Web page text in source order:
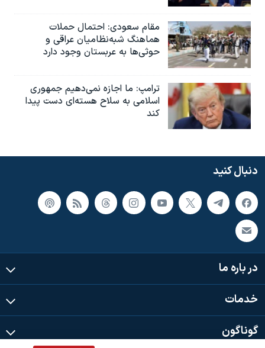
مقام سعودی: احتمال حملات
هماهنگ شبه‌نظامیان عراقی و
حوثی‌ها به عربستان وجود دارد
ترامپ: ما اجازه نمی‌دهیم جمهوری
اسلامی به سلاح هسته‌ای دست پیدا
کند
دنبال کنید
در باره ما
خدمات
گوناگون